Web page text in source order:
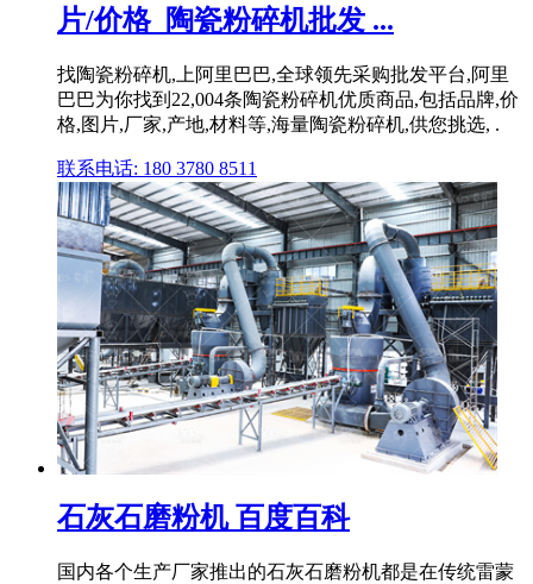
片/价格_陶瓷粉碎机批发 ...
找陶瓷粉碎机,上阿里巴巴,全球领先采购批发平台,阿里
巴巴为你找到22,004条陶瓷粉碎机优质商品,包括品牌,价
格,图片,厂家,产地,材料等,海量陶瓷粉碎机,供您挑选, .
联系电话: 180 3780 8511
石灰石磨粉机 百度百科
国内各个生产厂家推出的石灰石磨粉机都是在传统雷蒙